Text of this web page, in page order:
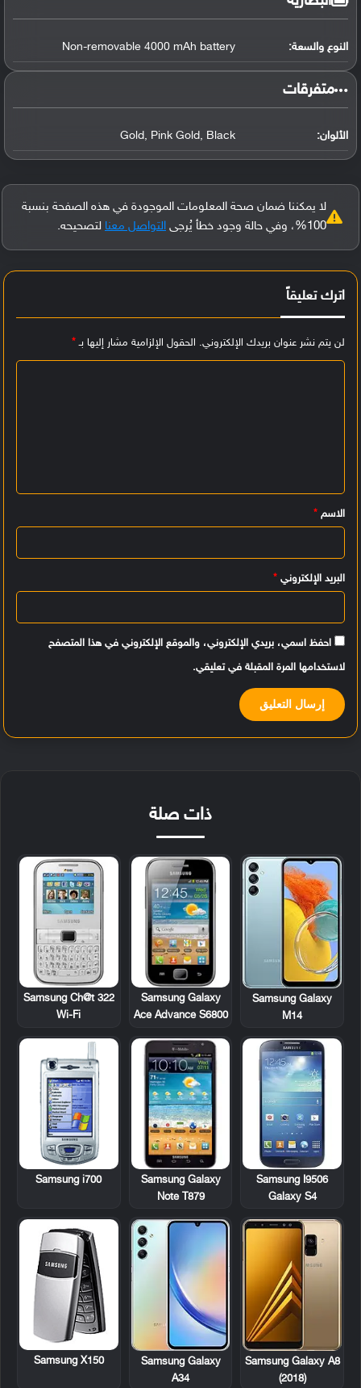
النوع والسعة: Non-removable 4000 mAh battery
‏متفرقات‏
الألوان: Gold, Pink Gold, Black
لا يمكننا ضمان صحة المعلومات الموجودة في هذه الصفحة بنسبة
100%، وفي حالة وجود خطأ يُرجى
التواصل معنا لتصحيحه.
اترك تعليقاً
لن يتم نشر عنوان بريدك الإلكتروني. الحقول الإلزامية مشار إليها بـ*
ي
ق
الاسم *
البريد الإلكتروني *
احفظ اسمي، بريدي الإلكتروني، والموقع الإلكتروني في هذا المتصفح
لاستخدامها المرة المقبلة في تعليقي.
ذات صلة
Samsung Galaxy
M14
Samsung Galaxy
Ace Advance S6800
Samsung Ch@t 322
Wi-Fi
Samsung I9506
Galaxy S4
Samsung Galaxy
Note T879
Samsung i700
Samsung Galaxy A8
(2018)
Samsung Galaxy
A34
Samsung X150